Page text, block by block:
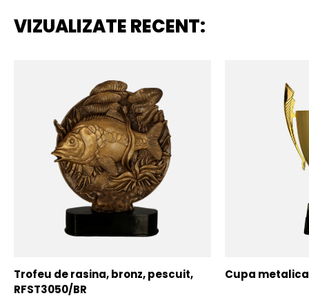
VIZUALIZATE RECENT:
Trofeu de rasina, bronz, pescuit,
RFST3050/BR
Cupa